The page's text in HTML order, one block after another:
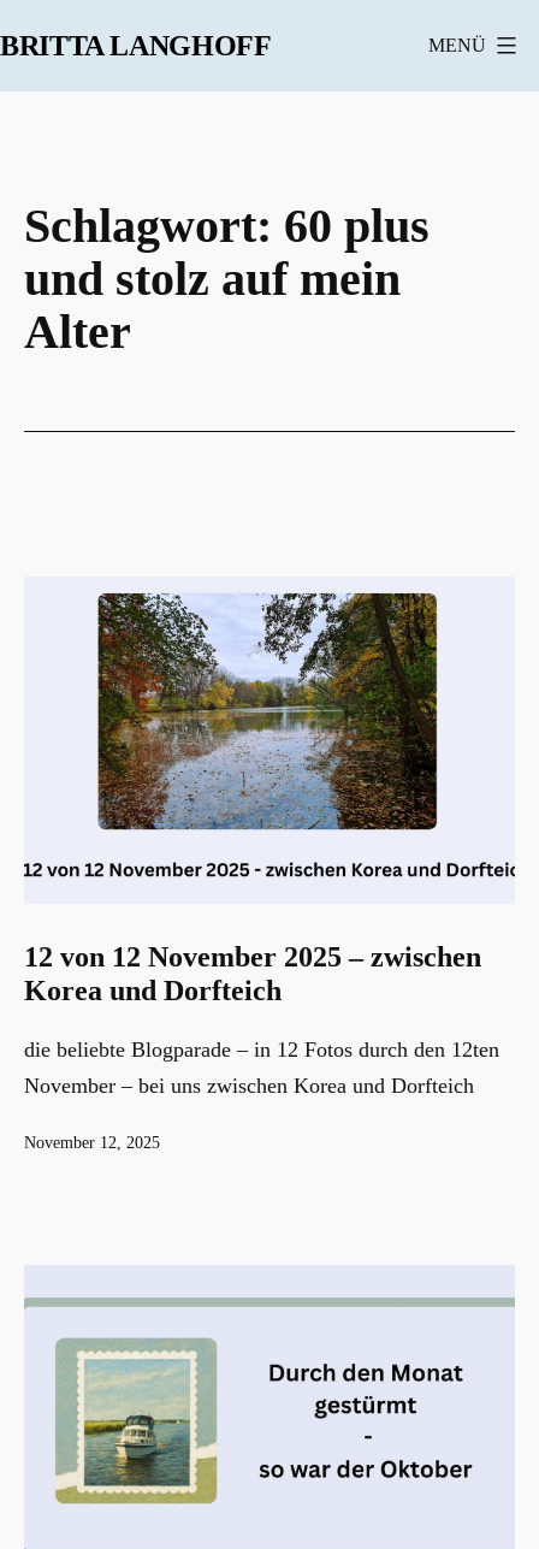
Inhalt
BRITTA LANGHOFF MENÜ
Schlagwort: 60 plus
und stolz auf mein
Alter
12 von 12 November 2025 – zwischen
Korea und Dorfteich
die beliebte Blogparade – in 12 Fotos durch den 12ten
November – bei uns zwischen Korea und Dorfteich
Veröffentlicht
November 12, 2025